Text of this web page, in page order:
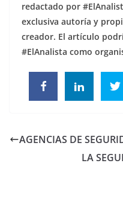
redactado por
exclusiva autoría y
creador. El artículo
#ElAnalista como
AGENCIAS DE
LA